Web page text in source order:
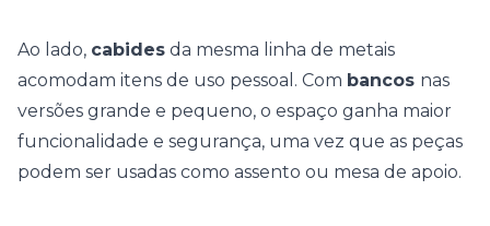
Ao lado, cabides da mesma linha de metais
acomodam itens de uso pessoal. Com bancos nas
versões grande e pequeno, o espaço ganha maior
funcionalidade e segurança, uma vez que as peças
podem ser usadas como assento ou mesa de apoio.